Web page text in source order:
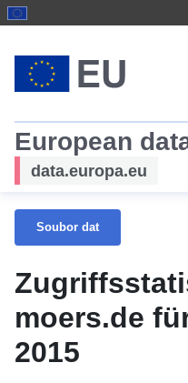
European
data.europa.eu
Soubor dat
moers.de
2015